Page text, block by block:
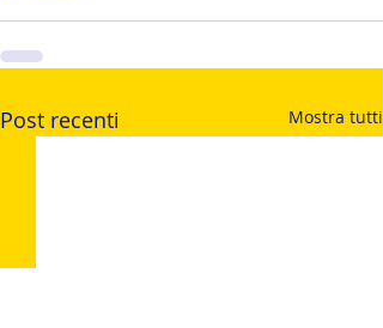
Post recenti Mostra tutti